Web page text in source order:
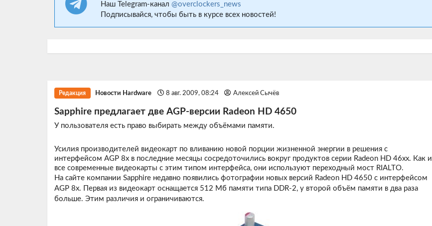
Наш Telegram-канал @overclockers_news
Подписывайся, чтобы быть в курсе всех новостей!
Редакция Новости Hardware 8 авг. 2009, 08:24 Алексей Сычёв
Sapphire предлагает две AGP-версии Radeon HD 4650
У пользователя есть право выбирать между объёмами памяти.
Усилия производителей видеокарт по вливанию новой порции жизненной энергии в решения с
интерфейсом AGP 8x в последние месяцы сосредоточились вокруг продуктов серии Radeon HD 46xx. Как и
все современные видеокарты с этим типом интерфейса, они используют переходный мост RIALTO.
На сайте компании Sapphire недавно появились фотографии новых версий Radeon HD 4650 с интерфейсом
AGP 8x. Первая из видеокарт оснащается 512 Мб памяти типа DDR-2, у второй объём памяти в два раза
больше. Этим различия и ограничиваются.